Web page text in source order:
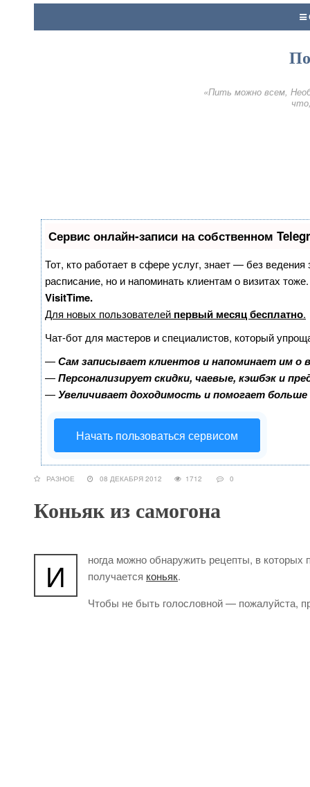
«Пить можно всем,
Сервис онлайн-записи на собственном
Тот, кто работает в сфере услуг, знает — без
расписание, но и напоминать клиентам о визитах
VisitTime.
Для новых пользователей первый месяц бесплатно.
Чат-бот для мастеров и специалистов, который
—Сам записывает клиентов и напоминает им о
—Персонализирует скидки, чаевые, кэшбэк и
—Увеличивает доходимость и помогает
Начать пользоваться сервисом
РАЗНОЕ 08 ДЕКАБРЯ 2012 1712 0
Коньяк из самогона
И
ногда можно обнаружить рецепты, в которых
получается коньяк.
Чтобы не быть голословной — пожалуйста,